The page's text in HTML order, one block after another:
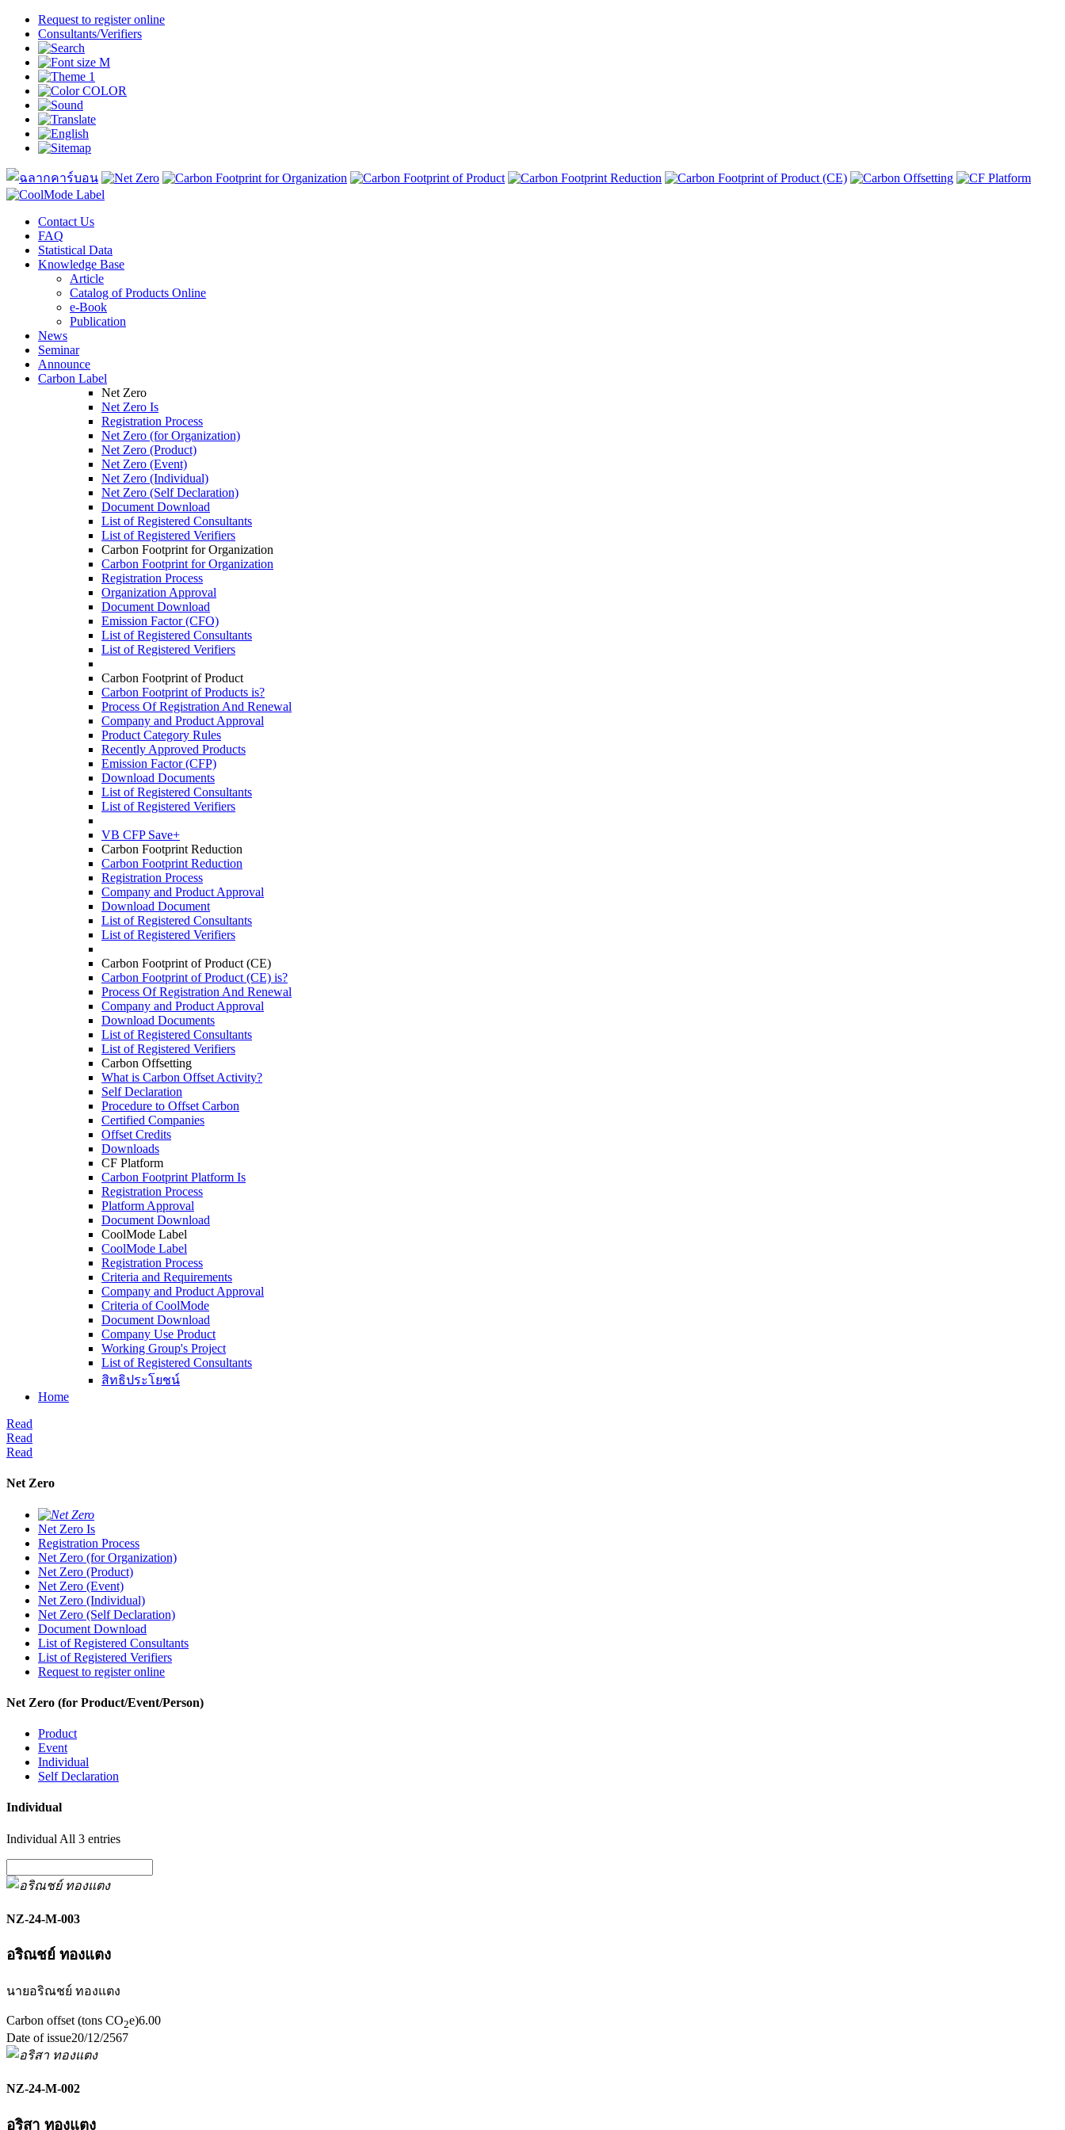
Request to register online
Consultants/Verifiers
Contact Us
FAQ
Statistical Data
Knowledge Base
Article
Catalog of Products Online
e-Book
Publication
News
Seminar
Announce
Carbon Label
Net Zero
Net Zero Is
Registration Process
Net Zero (for Organization)
Net Zero (Product)
Net Zero (Event)
Net Zero (Individual)
Net Zero (Self Declaration)
Document Download
List of Registered Consultants
List of Registered Verifiers
Carbon Footprint for Organization
Carbon Footprint for Organization
Registration Process
Organization Approval
Document Download
Emission Factor (CFO)
List of Registered Consultants
List of Registered Verifiers
Carbon Footprint of Product
Carbon Footprint of Products is?
Process Of Registration And Renewal
Company and Product Approval
Product Category Rules
Recently Approved Products
Emission Factor (CFP)
Download Documents
List of Registered Consultants
List of Registered Verifiers
VB CFP Save+
Carbon Footprint Reduction
Carbon Footprint Reduction
Registration Process
Company and Product Approval
Download Document
List of Registered Consultants
List of Registered Verifiers
Carbon Footprint of Product (CE)
Carbon Footprint of Product (CE) is?
Process Of Registration And Renewal
Company and Product Approval
Download Documents
List of Registered Consultants
List of Registered Verifiers
Carbon Offsetting
What is Carbon Offset Activity?
Self Declaration
Procedure to Offset Carbon
Certified Companies
Offset Credits
Downloads
CF Platform
Carbon Footprint Platform Is
Registration Process
Platform Approval
Document Download
CoolMode Label
CoolMode Label
Registration Process
Criteria and Requirements
Company and Product Approval
Criteria of CoolMode
Document Download
Company Use Product
Working Group's Project
List of Registered Consultants
สิทธิประโยชน์
Home
Read
Read
Read
Net Zero
Net Zero Is
Registration Process
Net Zero (for Organization)
Net Zero (Product)
Net Zero (Event)
Net Zero (Individual)
Net Zero (Self Declaration)
Document Download
List of Registered Consultants
List of Registered Verifiers
Request to register online
Net Zero (for Product/Event/Person)
Product
Event
Individual
Self Declaration
Individual
Individual All 3 entries
NZ-24-M-003
อริณชย์ ทองแตง
นายอริณชย์ ทองแตง
Carbon offset (tons CO2e)6.00
Date of issue20/12/2567
NZ-24-M-002
อริสา ทองแตง